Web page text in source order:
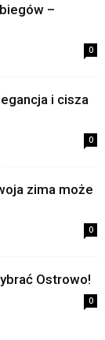
–
0
i cisza
0
zima może
0
Ostrowo!
0